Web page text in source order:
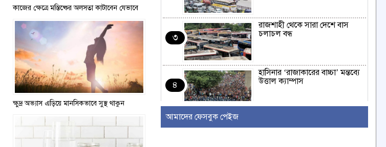
কাজের ক্ষেত্রে মস্তিষ্কের অলসতা কাটাবেন যেভাবে
ক্ষুদ্র অভ্যাস এড়িয়ে মানসিকভাবে সুস্থ থাকুন
৩
রাজশাহী থেকে সারা দেশে বাস
চলাচল বন্ধ
৪
হাসিনার ‘রাজাকারের বাচ্চা’ মন্তব্যে
উত্তাল ক্যাম্পাস
আজ বৈঠকে বসছেন ট্রাম্প
আমাদের ফেসবুক পেইজ